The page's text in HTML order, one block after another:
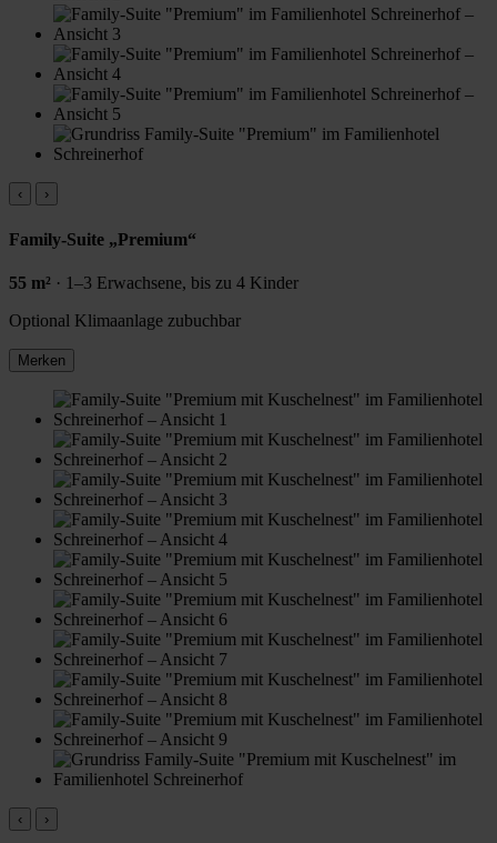
‹ ›
Family-Suite „Premium“
55 m² · 1–3 Erwachsene, bis zu 4 Kinder
Optional Klimaanlage zubuchbar
Merken
‹ ›